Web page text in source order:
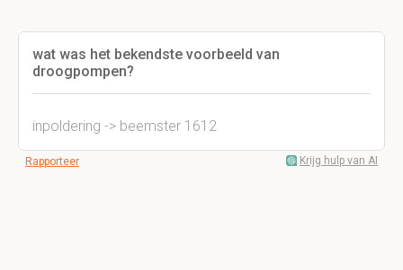
wat was het bekendste voorbeeld van
droogpompen?
inpoldering -> beemster 1612
Rapporteer Krijg hulp van AI